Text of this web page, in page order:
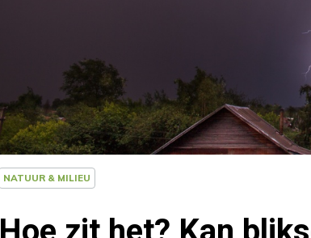
NATUUR & MILIEU